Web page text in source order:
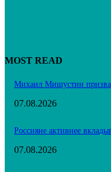
MOST READ
Михаил Мишустин
07.08.2026
Россияне активнее
07.08.2026